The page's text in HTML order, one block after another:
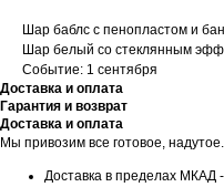
Шар баблс с пенопластом и
Шар белый со стеклянным
Событие: 1 сентября
Доставка и оплата
Гарантия и возврат
Доставка и оплата
Мы привозим все готовое, надутое.
Доставка в пределах МКАД